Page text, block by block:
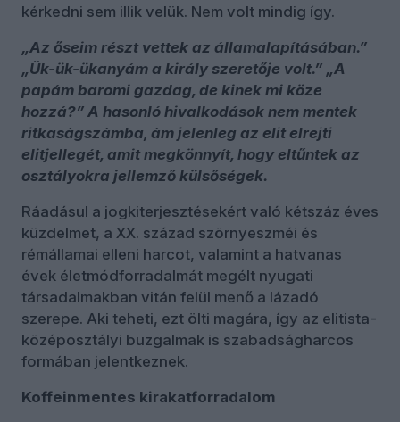
kérkedni sem illik velük. Nem volt mindig így.
„Az őseim részt vettek az államalapításában.”
„Ük-ük-ükanyám a király szeretője volt.” „A
papám baromi gazdag, de kinek mi köze
hozzá?” A hasonló hivalkodások nem mentek
ritkaságszámba, ám jelenleg az elit elrejti
elitjellegét, amit megkönnyít, hogy eltűntek az
osztályokra jellemző külsőségek.
Ráadásul a jogkiterjesztésekért való kétszáz éves
küzdelmet, a XX. század szörnyeszméi és
rémállamai elleni harcot, valamint a hatvanas
évek életmódforradalmát megélt nyugati
társadalmakban vitán felül menő a lázadó
szerepe. Aki teheti, ezt ölti magára, így az elitista-
középosztályi buzgalmak is szabadságharcos
formában jelentkeznek.
Koffeinmentes kirakatforradalom